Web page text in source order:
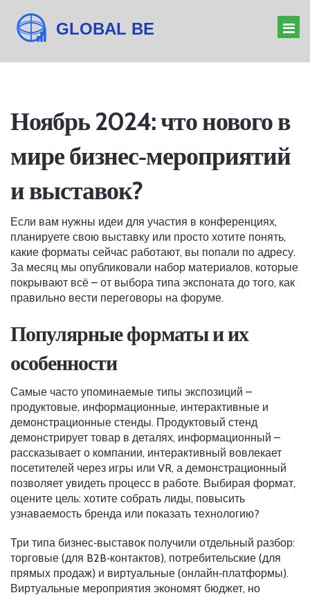
БАРЬЕРЫ БИЗНЕСА
ДРЕСС-КОД КОНФЕРЕНЦИИ
Ноябрь 2024: что нового в
мире бизнес‑мероприятий
и выставок?
Если вам нужны идеи для участия в конференциях,
планируете свою выставку или просто хотите понять,
какие форматы сейчас работают, вы попали по адресу.
За месяц мы опубликовали набор материалов, которые
покрывают всё – от выбора типа экспоната до того, как
правильно вести переговоры на форуме.
Популярные форматы и их
особенности
Самые часто упоминаемые типы экспозиций –
продуктовые, информационные, интерактивные и
демонстрационные стенды. Продуктовый стенд
демонстрирует товар в деталях, информационный –
рассказывает о компании, интерактивный вовлекает
посетителей через игры или VR, а демонстрационный
позволяет увидеть процесс в работе. Выбирая формат,
оцените цель: хотите собрать лиды, повысить
узнаваемость бренда или показать технологию?
Три типа бизнес‑выставок получили отдельный разбор:
торговые (для B2B‑контактов), потребительские (для
прямых продаж) и виртуальные (онлайн‑платформы).
Виртуальные мероприятия экономят бюджет, но